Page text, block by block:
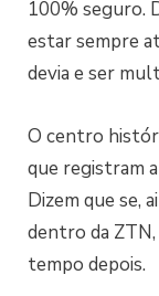
100% seguro.
estar sempre
devia e ser
O centro
que registram
Dizem que se,
dentro da
tempo depois.